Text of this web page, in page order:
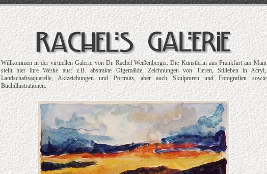
Willkommen in der virtuellen Galerie von Dr. Rachel Weißenberger. Die Künstlerin aus Frankfurt am Main
stellt hier ihre Werke aus: z.B. abstrakte Ölgemälde, Zeichnungen von Tieren, Stilleben in Acryl,
Landschaftsaquarelle, Aktzeichungen und Portraits, aber auch Skulpturen und Fotografien sowie
Buchillustrationen.